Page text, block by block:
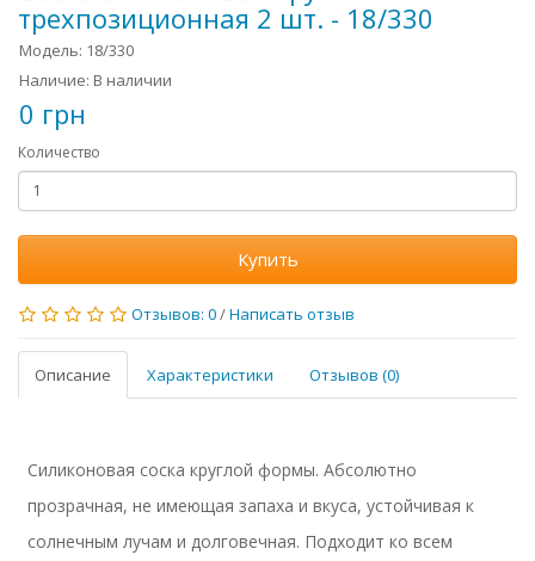
трехпозиционная 2 шт. - 18/330
Модель: 18/330
Наличие: В наличии
0 грн
Количество
Купить
Отзывов: 0/Написать отзыв
Описание Характеристики Отзывов (0)
Силиконовая соска круглой формы. Абсолютно
прозрачная, не имеющая запаха и вкуса, устойчивая к
солнечным лучам и долговечная. Подходит ко всем